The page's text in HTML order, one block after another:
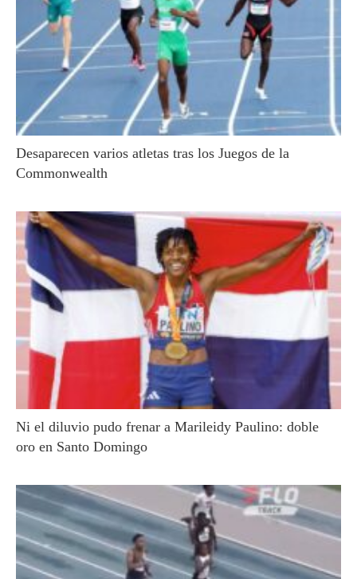
Desaparecen varios atletas tras los Juegos de la
Commonwealth
Ni el diluvio pudo frenar a Marileidy Paulino: doble
oro en Santo Domingo